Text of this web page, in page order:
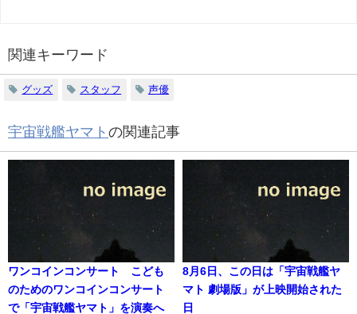
関連キーワード
グッズ スタッフ 声優
宇宙戦艦ヤマト の関連記事
ワンコインコンサート こども
のためのワンコインコンサート
で「宇宙戦艦ヤマト」を演奏へ
8月6日、この日は「宇宙戦艦ヤ
マト 劇場版」が上映開始された
日